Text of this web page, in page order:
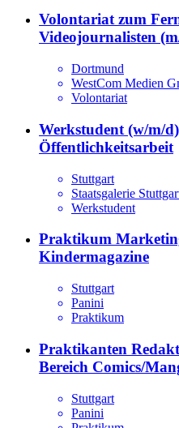
Volontariat zum
Videojournalisten
Dortmund
WestCom Medien
Volontariat
Werkstudent (w/m/
Öffentlichkeitsarbeit
Stuttgart
Staatsgalerie
Werkstudent
Praktikum
Kindermagazine
Stuttgart
Panini
Praktikum
Praktikanten
Bereich Comics/
Stuttgart
Panini